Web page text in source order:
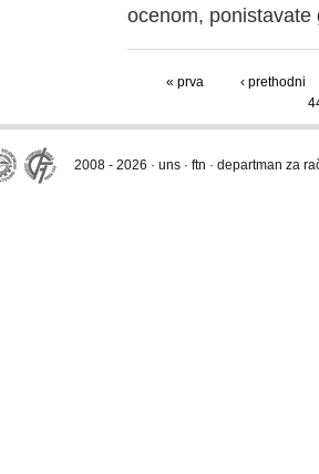
ocenom,
« prva
‹ prethodni
2008 - 2026 · uns · ftn · departman za